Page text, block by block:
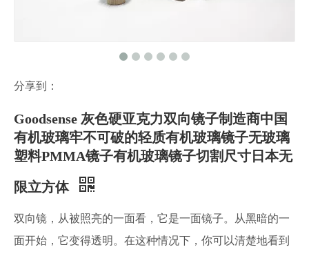
分享到：
Goodsense 灰色硬亚克力双向镜子制造商中国
有机玻璃牢不可破的轻质有机玻璃镜子无玻璃
塑料PMMA镜子有机玻璃镜子切割尺寸日本无
限立方体
双向镜，从被照亮的一面看，它是一面镜子。从黑暗的一
面开始，它变得透明。在这种情况下，你可以清楚地看到